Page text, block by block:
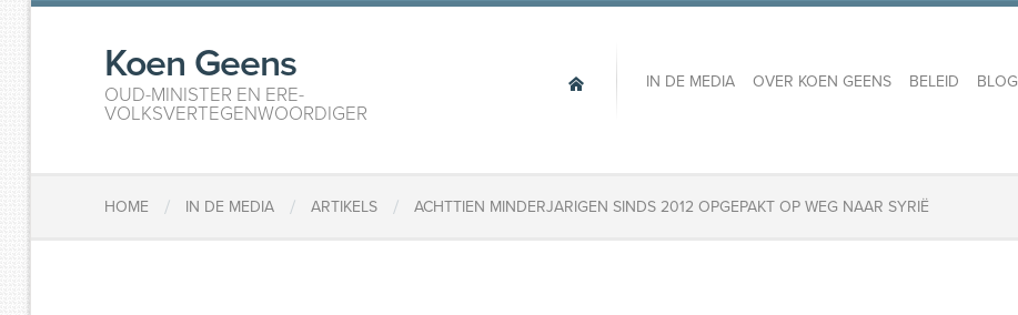
Koen Geens
OUD-MINISTER EN ERE-
VOLKSVERTEGENWOORDIGER
IN DE MEDIA OVER KOEN GEENS BELEID BLOG
HOME / IN DE MEDIA / ARTIKELS / ACHTTIEN MINDERJARIGEN SINDS 2012 OPGEPAKT OP WEG NAAR SYRIË